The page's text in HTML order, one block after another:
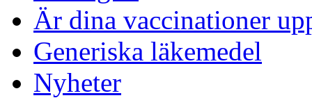
Är dina vaccinationer
Generiska läkemedel
Nyheter